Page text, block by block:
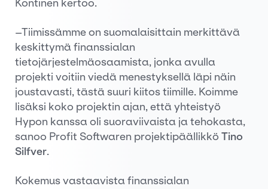
Kontinen kertoo.
–Tiimissämme on suomalaisittain merkittävä
keskittymä finanssialan
tietojärjestelmäosaamista, jonka avulla
projekti voitiin viedä menestyksellä läpi näin
joustavasti, tästä suuri kiitos tiimille. Koimme
lisäksi koko projektin ajan, että yhteistyö
Hypon kanssa oli suoraviivaista ja tehokasta,
sanoo Profit Softwaren projektipäällikkö Tino
Silfver.
Kokemus vastaavista finanssialan